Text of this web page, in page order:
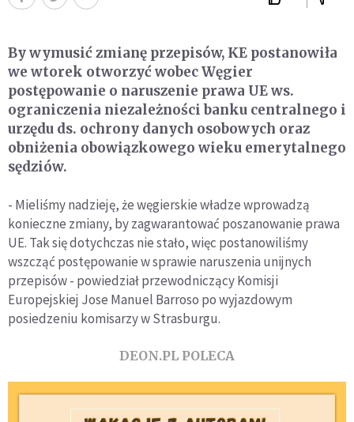
By wymusić zmianę przepisów, KE postanowiła
we wtorek otworzyć wobec Węgier
postępowanie o naruszenie prawa UE ws.
ograniczenia niezależności banku centralnego i
urzędu ds. ochrony danych osobowych oraz
obniżenia obowiązkowego wieku emerytalnego
sędziów.
- Mieliśmy nadzieję, że węgierskie władze wprowadzą
konieczne zmiany, by zagwarantować poszanowanie prawa
UE. Tak się dotychczas nie stało, więc postanowiliśmy
wszcząć postępowanie w sprawie naruszenia unijnych
przepisów - powiedział przewodniczący Komisji
Europejskiej Jose Manuel Barroso po wyjazdowym
posiedzeniu komisarzy w Strasburgu.
DEON.PL POLECA